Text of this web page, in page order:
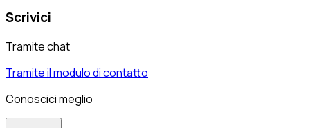
Scrivici
Tramite chat
Tramite il modulo di contatto
Conoscici meglio